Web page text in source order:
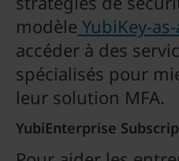
modèle YubiKey-
accéder à des
spécialisés pour
leur solution MFA.
YubiEnterprise